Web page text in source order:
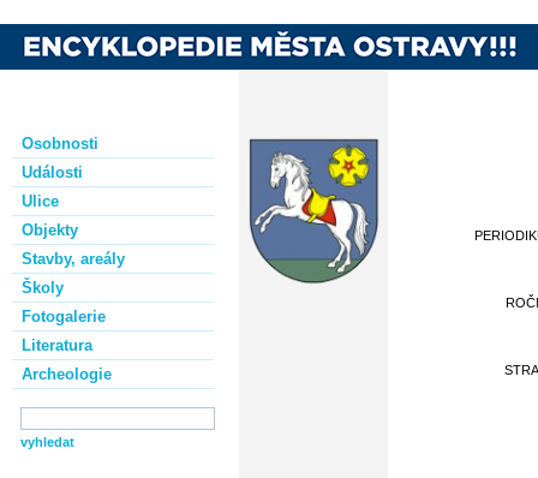
Osobnosti
Události
Ulice
Objekty
Stavby, areály
Školy
Fotogalerie
Literatura
Archeologie